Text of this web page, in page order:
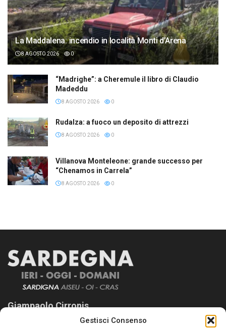
Gestisci Consenso
La Maddalena: incendio in località Monti d’Arena
8 AGOSTO 2026 0
“Madrighe”: a Cheremule il libro di Claudio
Madeddu
8 AGOSTO 2026 0
Rudalza: a fuoco un deposito di attrezzi
8 AGOSTO 2026 0
Villanova Monteleone: grande successo per
“Chenamos in Carrela”
8 AGOSTO 2026 0
Giampaolo Cirronis
Sardegna Ieri-Oggi-Domani nasce per informare “liberamente” i